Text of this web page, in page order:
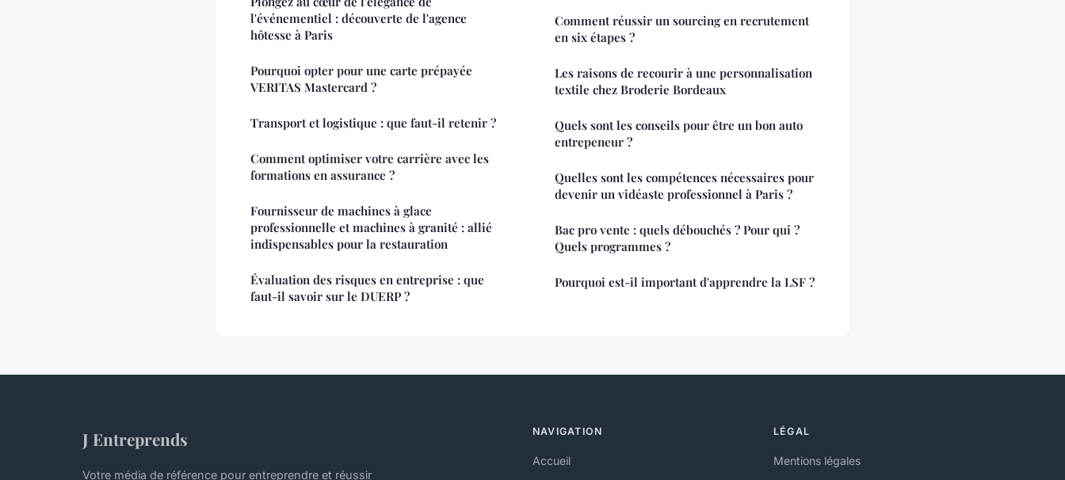
l'événementiel : découverte de l'agence
hôtesse à Paris
Pourquoi opter pour une carte prépayée
VERITAS Mastercard ?
Transport et logistique : que faut-il retenir ?
Comment optimiser votre carrière avec les
formations en assurance ?
Fournisseur de machines à glace
professionnelle et machines à granité : allié
indispensables pour la restauration
Évaluation des risques en entreprise : que
faut-il savoir sur le DUERP ?
Comment réussir un sourcing en recrutement
en six étapes ?
Les raisons de recourir à une personnalisation
textile chez Broderie Bordeaux
Quels sont les conseils pour être un bon auto
entrepeneur ?
Quelles sont les compétences nécessaires pour
devenir un vidéaste professionnel à Paris ?
Bac pro vente : quels débouchés ? Pour qui ?
Quels programmes ?
Pourquoi est-il important d'apprendre la LSF ?
J Entreprends
Votre média de référence pour entreprendre et réussir
NAVIGATION
Accueil
LÉGAL
Mentions légales